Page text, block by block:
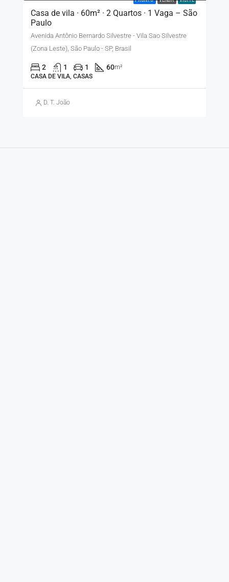
Casa de vila · 60m² · 2 Quartos · 1 Vaga – São
Paulo
Avenida Antônio Bernardo Silvestre - Vila Sao Silvestre
(Zona Leste), São Paulo - SP, Brasil
2 1 1 60m²
CASA DE VILA, CASAS
D. T. João